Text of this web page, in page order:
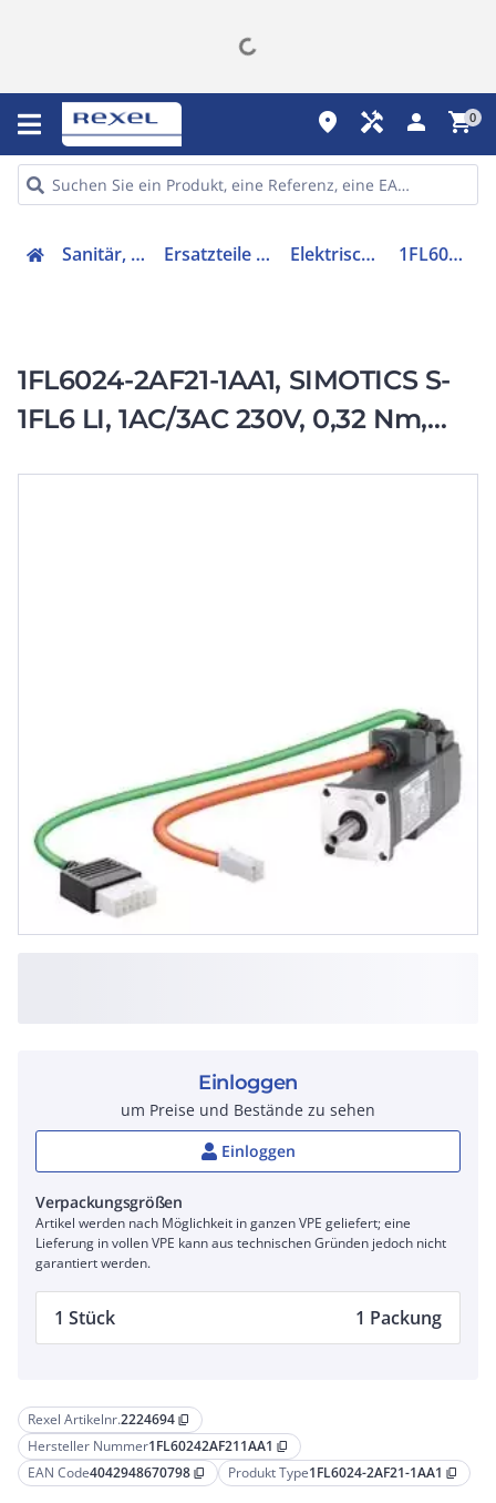
place handyman person shopping_cart0
Sanitär, Heizung, Klima Ersatzteile für Ausstattungen Elektrischer Servomotor 1FL60242AF211AA1
1FL6024-2AF21-1AA1, SIMOTICS S-
1FL6 LI, 1AC/3AC 230V, 0,32 Nm,
Rexel Artikelnr.2224694 content_copy
Hersteller Nummer1FL60242AF211AA1 content_copy
EAN Code4042948670798 content_copy Produkt Type1FL6024-2AF21-1AA1 content_copy
Einloggen
um Preise und Bestände zu sehen
Einloggen
Verpackungsgrößen
Artikel werden nach Möglichkeit in ganzen VPE geliefert; eine
Lieferung in vollen VPE kann aus technischen Gründen jedoch nicht
garantiert werden.
1 Stück 1 Packung